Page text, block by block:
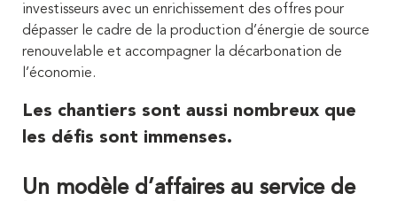
investisseurs avec un enrichissement des offres pour
dépasser le cadre de la production d’énergie de source
renouvelable et accompagner la décarbonation de
l’économie.
Les chantiers sont aussi nombreux que
les défis sont immenses.
Un modèle d’affaires au service de